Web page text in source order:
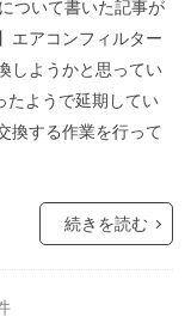
ついて書いた記事が
エアコンフィルター
しようかと思ってい
たようで延期してい
換する作業を行って
続きを読む